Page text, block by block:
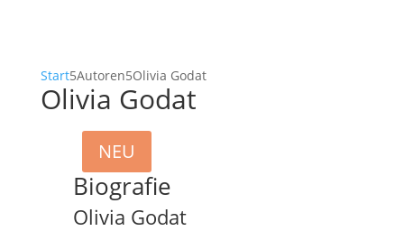
Start5Autoren5Olivia Godat
Olivia Godat
Biografie
Olivia Godat
NEU